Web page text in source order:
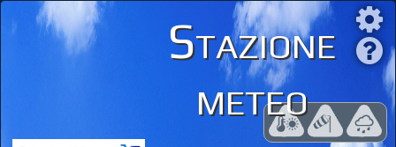
Stazione
meteo